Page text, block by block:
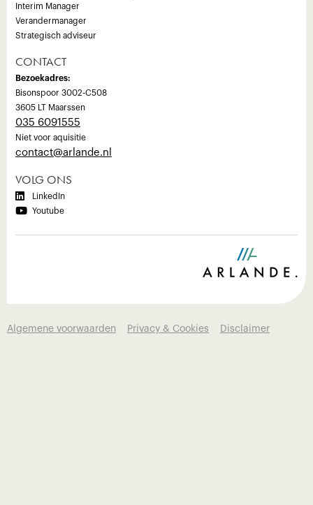
Interim Manager
Verandermanager
Strategisch adviseur
CONTACT
Bezoekadres:
Bisonspoor 3002-C508
3605 LT Maarssen
035 6091555
Niet voor aquisitie
‍contact@arlande.nl
VOLG ONS
 LinkedIn
 Youtube
Algemene voorwaarden Privacy & Cookies Disclaimer